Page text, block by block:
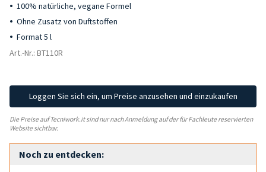
100% natürliche, vegane Formel
Ohne Zusatz von Duftstoffen
Format 5 l
Art.-Nr.: BT110R
Loggen Sie sich ein, um Preise anzusehen und einzukaufen
Die Preise auf Tecniwork.it sind nur nach Anmeldung auf der für Fachleute reservierten
Website sichtbar.
Noch zu entdecken: